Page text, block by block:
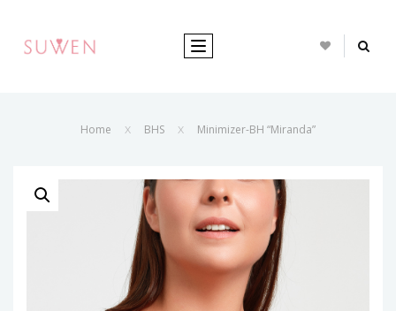
TOGGLE NAVIGATION
Home X BHS X Minimizer-BH “Miranda”